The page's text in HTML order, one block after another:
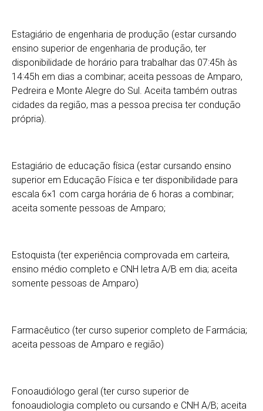
Estagiário de engenharia de produção (estar cursando
ensino superior de engenharia de produção, ter
disponibilidade de horário para trabalhar das 07:45h às
14:45h em dias a combinar; aceita pessoas de Amparo,
Pedreira e Monte Alegre do Sul. Aceita também outras
cidades da região, mas a pessoa precisa ter condução
própria).
Estagiário de educação física (estar cursando ensino
superior em Educação Física e ter disponibilidade para
escala 6×1 com carga horária de 6 horas a combinar;
aceita somente pessoas de Amparo;
Estoquista (ter experiência comprovada em carteira,
ensino médio completo e CNH letra A/B em dia; aceita
somente pessoas de Amparo)
Farmacêutico (ter curso superior completo de Farmácia;
aceita pessoas de Amparo e região)
Fonoaudiólogo geral (ter curso superior de
fonoaudiologia completo ou cursando e CNH A/B; aceita